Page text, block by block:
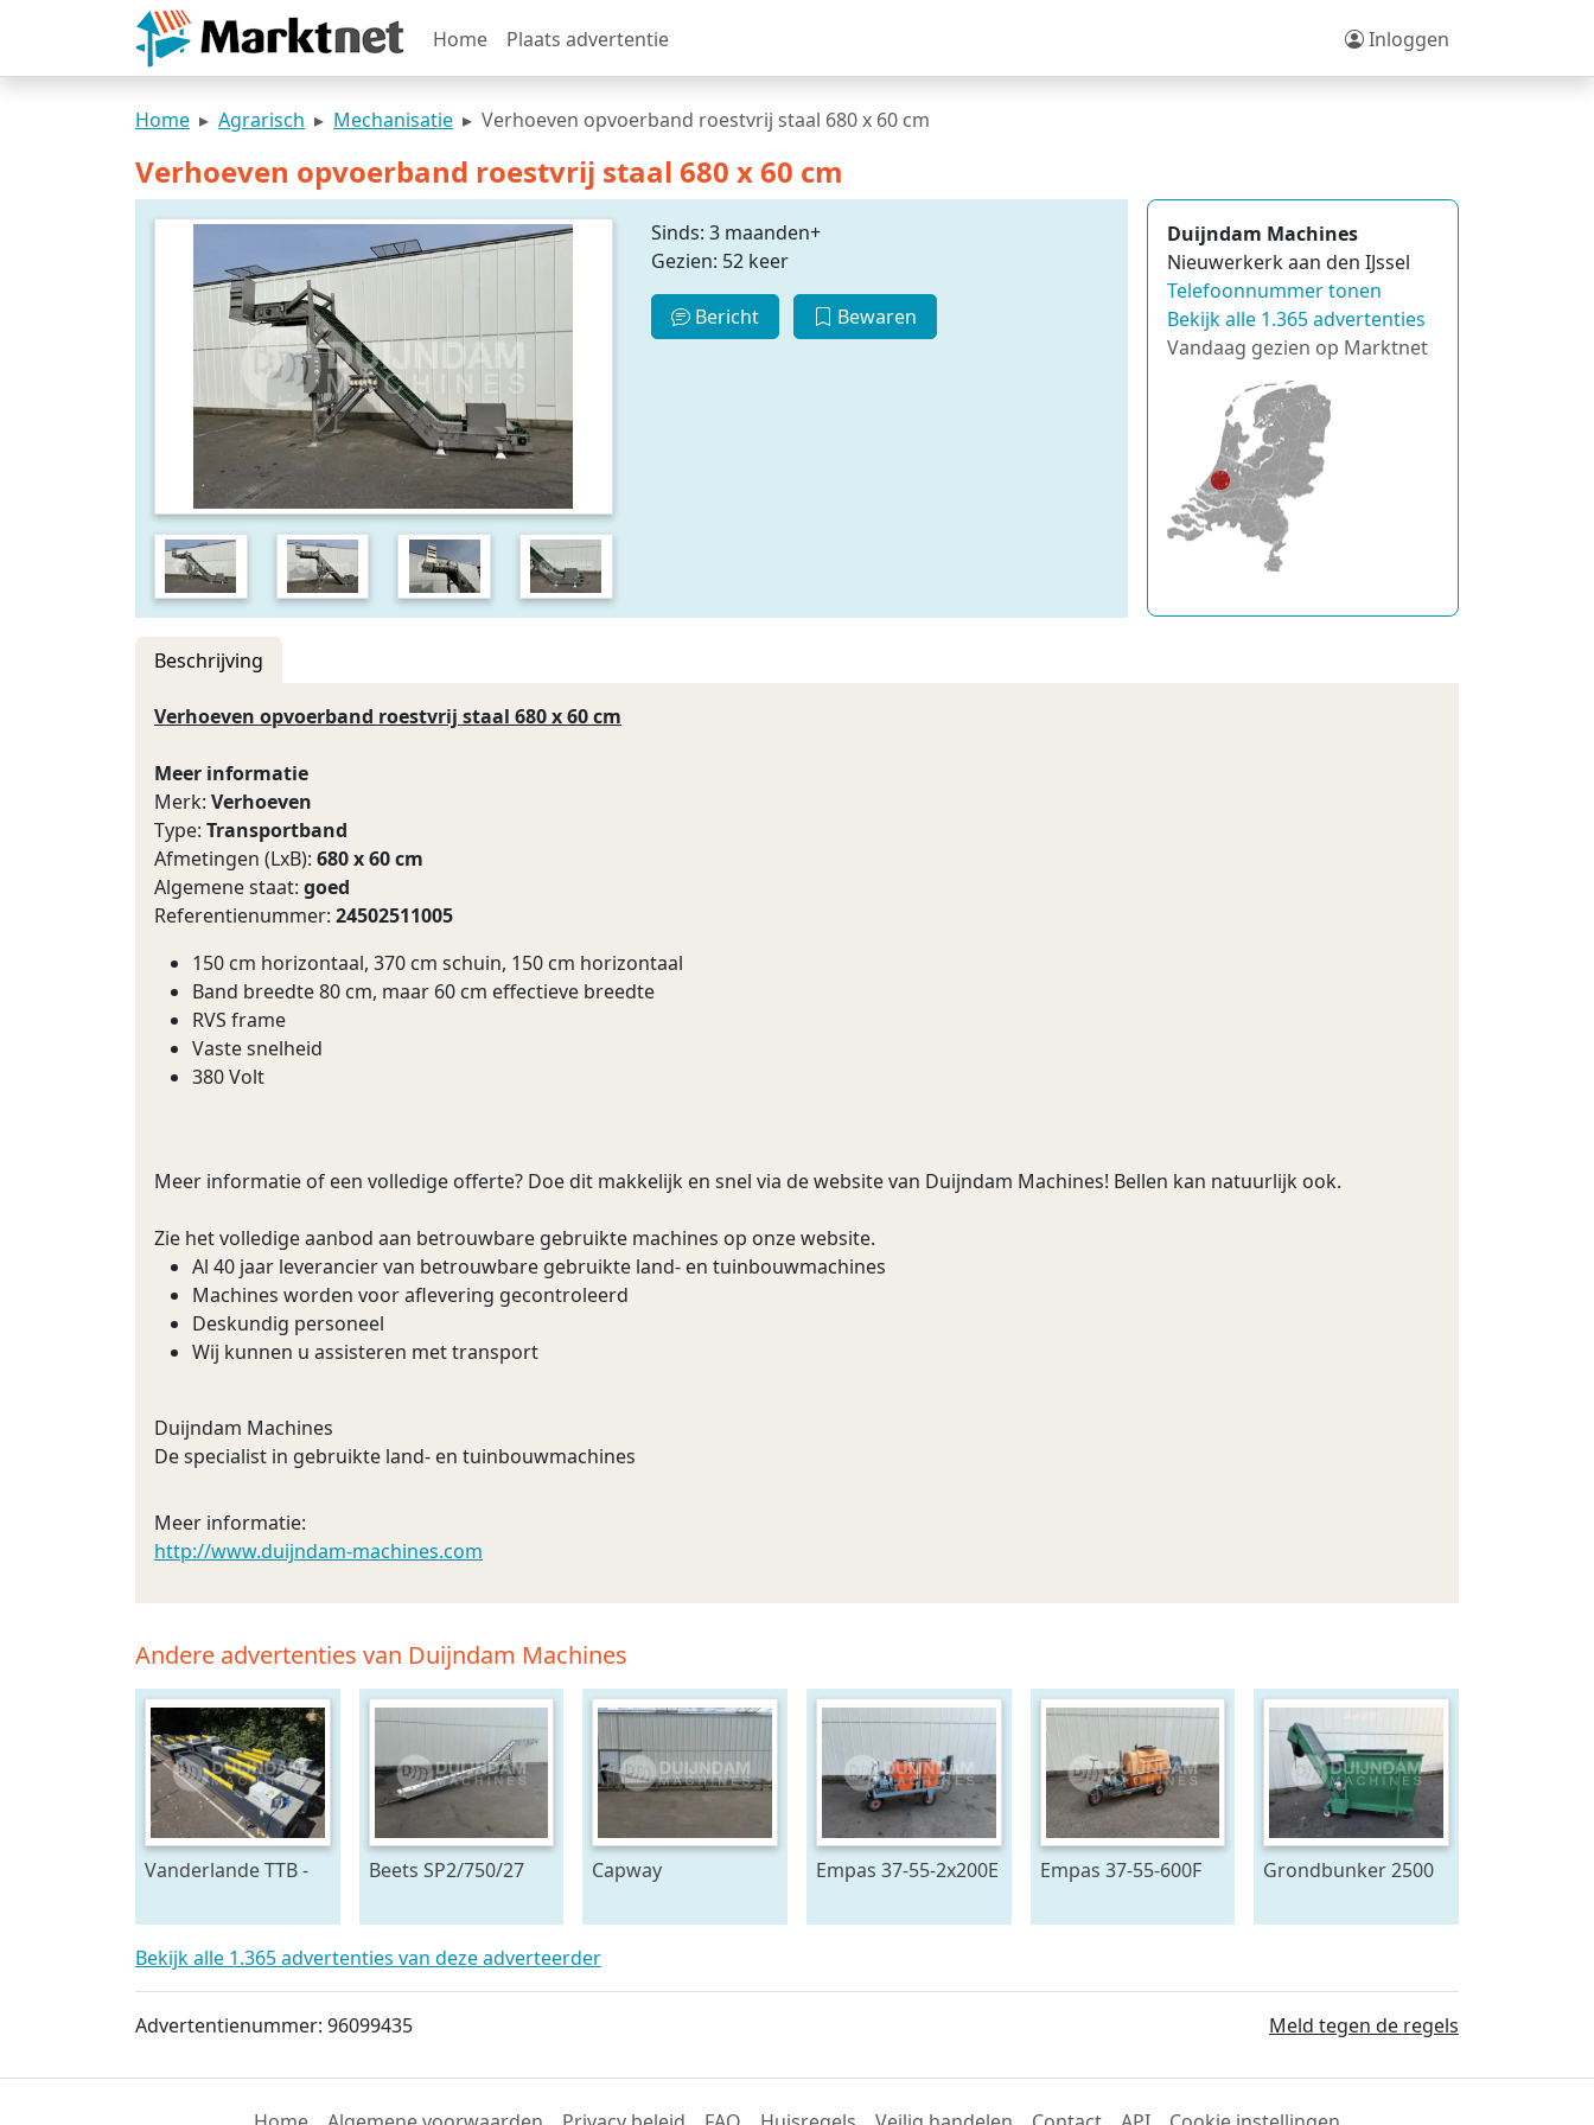
Home Plaats advertentie Inloggen
Home Agrarisch Mechanisatie Verhoeven opvoerband roestvrij staal 680 x 60 cm
Verhoeven opvoerband roestvrij staal 680 x 60 cm
Sinds: 3 maanden+
Gezien: 52 keer
Bericht Bewaren
Duijndam Machines
Nieuwerkerk aan den IJssel
Telefoonnummer tonen
Bekijk alle 1.365 advertenties
Vandaag gezien op Marktnet
Beschrijving
Verhoeven opvoerband roestvrij staal 680 x 60 cm
Meer informatie
Merk: Verhoeven
Type: Transportband
Afmetingen (LxB): 680 x 60 cm
Algemene staat: goed
Referentienummer: 24502511005
150 cm horizontaal, 370 cm schuin, 150 cm horizontaal
Band breedte 80 cm, maar 60 cm effectieve breedte
RVS frame
Vaste snelheid
380 Volt
Meer informatie of een volledige offerte? Doe dit makkelijk en snel via de website van Duijndam Machines! Bellen kan natuurlijk ook.
Zie het volledige aanbod aan betrouwbare gebruikte machines op onze website.
Al 40 jaar leverancier van betrouwbare gebruikte land- en tuinbouwmachines
Machines worden voor aflevering gecontroleerd
Deskundig personeel
Wij kunnen u assisteren met transport
Duijndam Machines
De specialist in gebruikte land- en tuinbouwmachines
Meer informatie:
http://www.duijndam-machines.com
Andere advertenties van Duijndam Machines
Vanderlande TTB -
telescoopband 4
delig, 2400 x 80 cm
Beets SP2/750/27
cm
Capway
880 cm x 65 cm
Empas 37-55-2x200E
geveerde haspel
Empas 37-55-600F
Grondbunker 2500
Bekijk alle 1.365 advertenties van deze adverteerder
Advertentienummer: 96099435 Meld tegen de regels